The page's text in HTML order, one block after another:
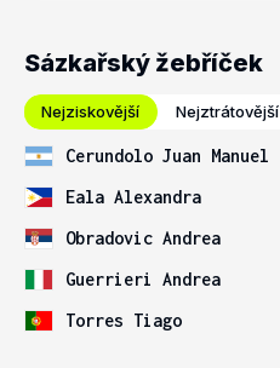
Sázkařský žebříček
Nejziskovější Nejztrátovější
Cerundolo Juan Manuel
Eala Alexandra
Obradovic Andrea
Guerrieri Andrea
Torres Tiago